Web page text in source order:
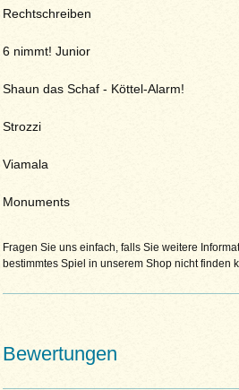
Rechtschreiben
6 nimmt! Junior
Shaun das Schaf - Köttel-Alarm!
Strozzi
Viamala
Monuments
Fragen Sie uns einfach, falls Sie weitere
bestimmtes Spiel in unserem Shop nicht finden
Bewertungen